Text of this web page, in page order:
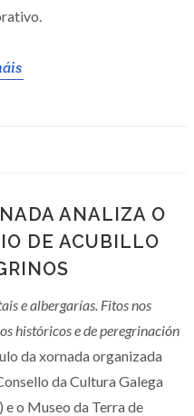
ANALIZA O
DE ACUBILLO
e albergarías. Fitos nos
históricos e de peregrinación
da xornada organizada
da Cultura Galega
e o Museo da Terra de